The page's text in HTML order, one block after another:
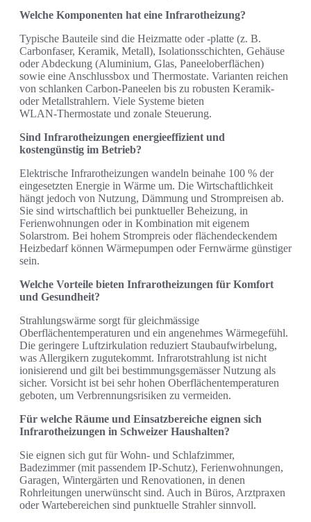
Welche Komponenten hat eine Infrarotheizung?
Typische Bauteile sind die Heizmatte oder -platte (z. B.
Carbonfaser, Keramik, Metall), Isolationsschichten, Gehäuse
oder Abdeckung (Aluminium, Glas, Paneeloberflächen)
sowie eine Anschlussbox und Thermostate. Varianten reichen
von schlanken Carbon‑Paneelen bis zu robusten Keramik‑
oder Metallstrahlern. Viele Systeme bieten
WLAN‑Thermostate und zonale Steuerung.
Sind Infrarotheizungen energieeffizient und
kostengünstig im Betrieb?
Elektrische Infrarotheizungen wandeln beinahe 100 % der
eingesetzten Energie in Wärme um. Die Wirtschaftlichkeit
hängt jedoch von Nutzung, Dämmung und Strompreisen ab.
Sie sind wirtschaftlich bei punktueller Beheizung, in
Ferienwohnungen oder in Kombination mit eigenem
Solarstrom. Bei hohem Strompreis oder flächendeckendem
Heizbedarf können Wärmepumpen oder Fernwärme günstiger
sein.
Welche Vorteile bieten Infrarotheizungen für Komfort
und Gesundheit?
Strahlungswärme sorgt für gleichmässige
Oberflächentemperaturen und ein angenehmes Wärmegefühl.
Die geringere Luftzirkulation reduziert Staubaufwirbelung,
was Allergikern zugutekommt. Infrarotstrahlung ist nicht
ionisierend und gilt bei bestimmungsgemässer Nutzung als
sicher. Vorsicht ist bei sehr hohen Oberflächentemperaturen
geboten, um Verbrennungsrisiken zu vermeiden.
Für welche Räume und Einsatzbereiche eignen sich
Infrarotheizungen in Schweizer Haushalten?
Sie eignen sich gut für Wohn‑ und Schlafzimmer,
Badezimmer (mit passendem IP‑Schutz), Ferienwohnungen,
Garagen, Wintergärten und Renovationen, in denen
Rohrleitungen unerwünscht sind. Auch in Büros, Arztpraxen
oder Wartebereichen sind punktuelle Strahler sinnvoll.